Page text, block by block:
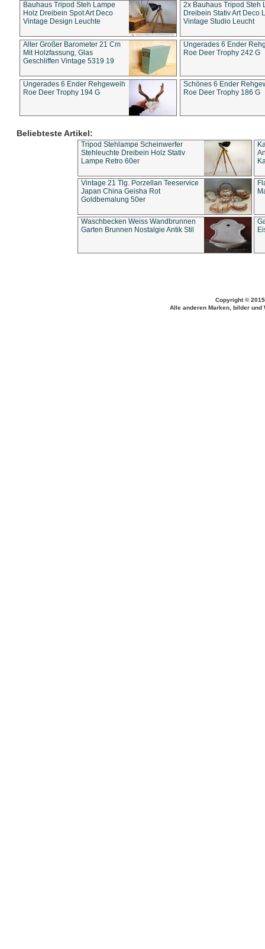
Bauhaus Tripod Steh Lampe
Holz Dreibein Spot Art Deco
Vintage Design Leuchte
2x Bauhaus Tripod Steh
Dreibein Stativ Art Deco
Vintage Studio Leucht
Alter Großer Barometer 21 Cm
Mit Holzfassung, Glas
Geschliffen Vintage 5319 19
Ungerades 6 Ender
Roe Deer Trophy 242 G
Ungerades 6 Ender Rehgeweih
Roe Deer Trophy 194 G
Schönes 6 Ender
Roe Deer Trophy 186 G
Beliebteste Artikel:
Tripod Stehlampe Scheinwerfer
Stehleuchte Dreibein Holz Stativ
Lampe Retro 60er
Vintage 21 Tlg. Porzellan Teeservice
Japan China Geisha Rot
Goldbemalung 50er
Waschbecken Weiss Wandbrunnen
Garten Brunnen Nostalgie Antik Stil
Copyright ©
Alle anderen Marken, bilder und